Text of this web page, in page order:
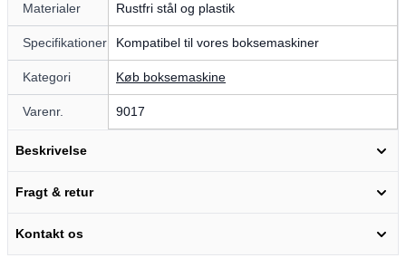
Materialer Rustfri stål og plastik
Specifikationer Kompatibel til vores boksemaskiner
Kategori Køb boksemaskine
Varenr. 9017
Beskrivelse
Fragt & retur
Kontakt os